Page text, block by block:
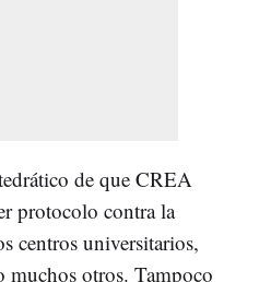
de que CREA
protocolo contra la
centros universitarios,
otros. Tampoco